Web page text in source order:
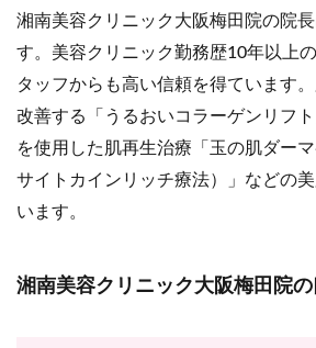
湘南美容クリニック大阪梅田院の院
す。美容クリニック勤務歴10年以上
タッフからも高い信頼を得ています
改善する「うるおいコラーゲンリフ
を使用した肌再生治療「玉の肌ダー
サイトカインリッチ療法）」などの
います。
湘南美容クリニック大阪梅田院の